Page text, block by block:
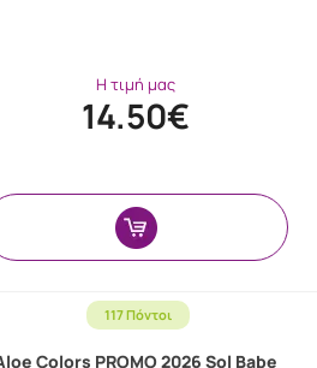
Η τιμή μας
14.50€
117 Πόντοι
Colors PROMO 2026 Sol Babe